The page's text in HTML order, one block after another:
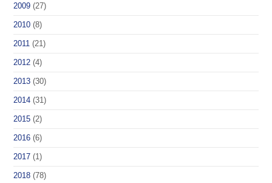
2009 (27)
2010 (8)
2011 (21)
2012 (4)
2013 (30)
2014 (31)
2015 (2)
2016 (6)
2017 (1)
2018 (78)